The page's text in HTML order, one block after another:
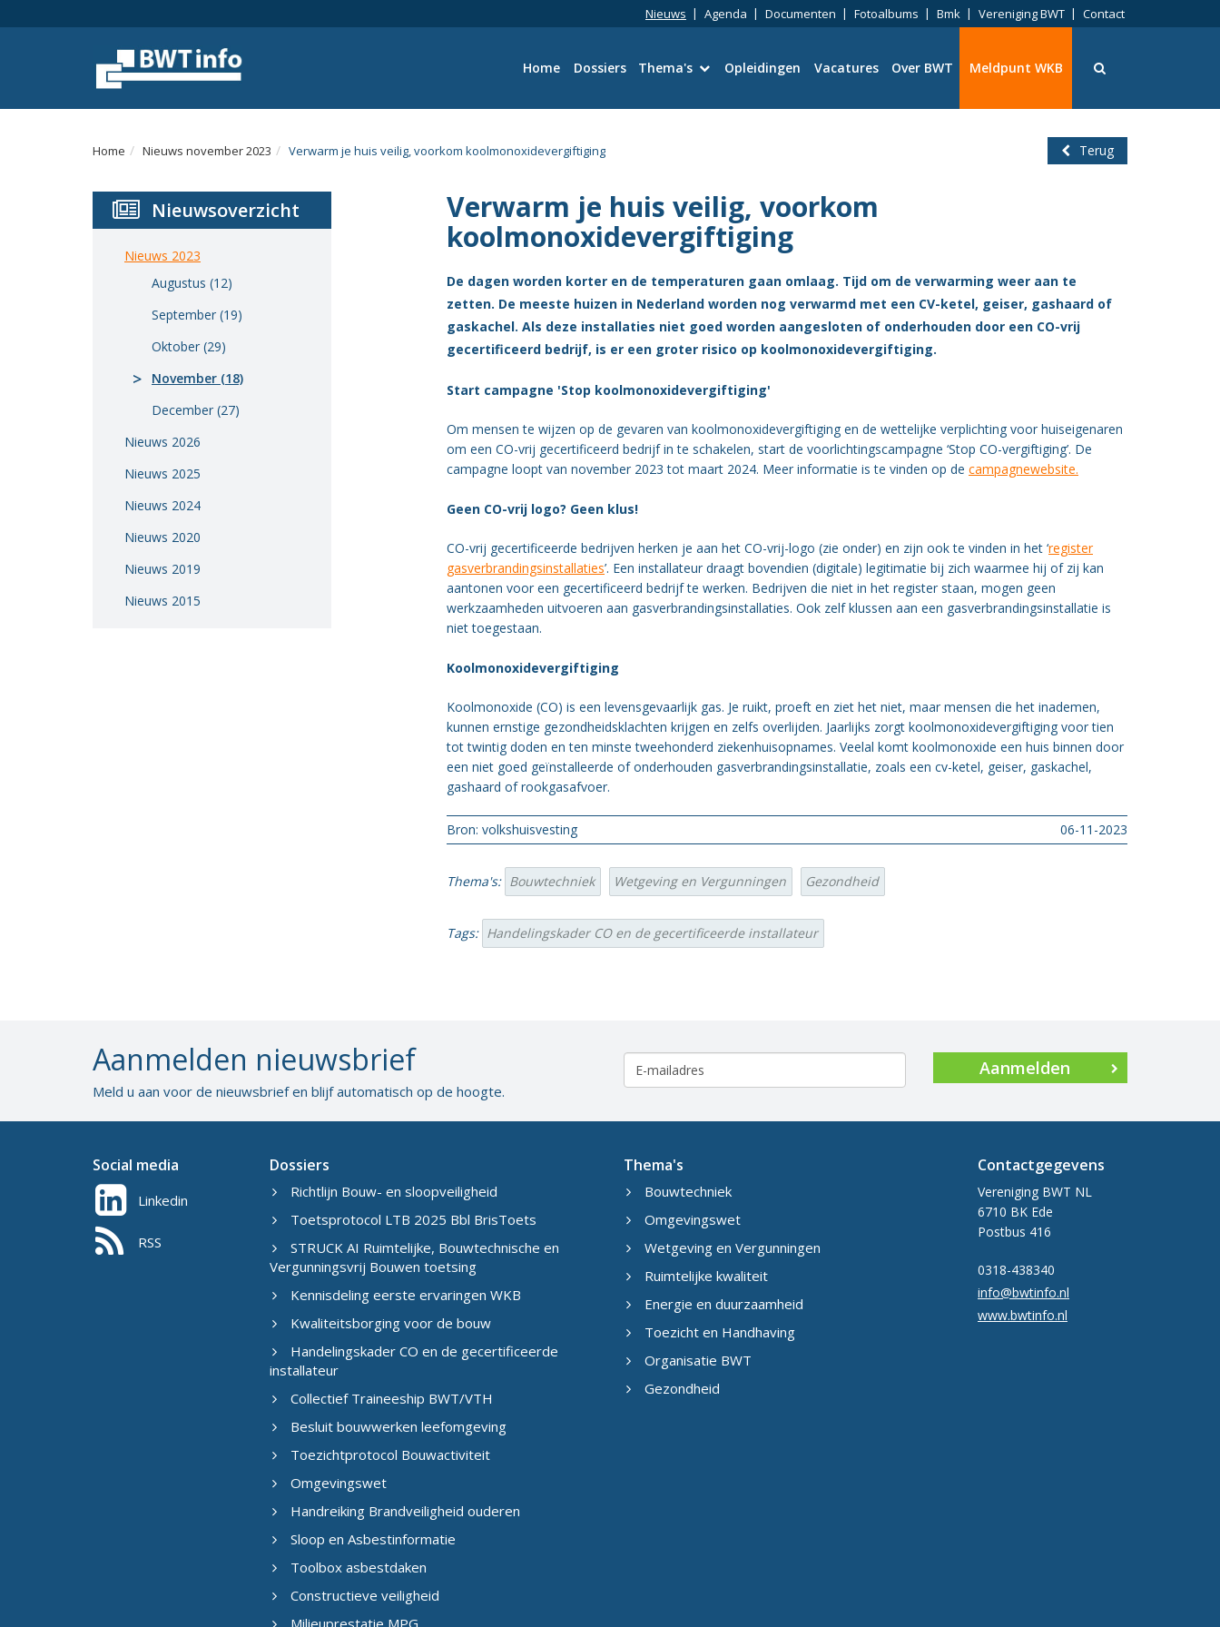
Nieuws Agenda Documenten Fotoalbums Bmk Vereniging BWT Contact
Home Dossiers Thema's
Wetgeving en Vergunningen
Energie en duurzaamheid
Gezondheid
Opleidingen Vacatures Over BWT Meldpunt WKB
Menu
Home Nieuws november 2023 Verwarm je huis veilig, voorkom koolmonoxidevergiftiging Terug
Nieuwsoverzicht
Nieuws 2023
Augustus (12)
September (19)
Oktober (29)
November (18)
December (27)
Nieuws 2026
Nieuws 2025
Nieuws 2024
Nieuws 2020
Nieuws 2019
Nieuws 2015
Verwarm je huis veilig, voorkom
koolmonoxidevergiftiging
De dagen worden korter en de temperaturen gaan omlaag. Tijd om de verwarming weer aan te
zetten. De meeste huizen in Nederland worden nog verwarmd met een CV-ketel, geiser, gashaard of
gaskachel. Als deze installaties niet goed worden aangesloten of onderhouden door een CO-vrij
gecertificeerd bedrijf, is er een groter risico op koolmonoxidevergiftiging.
Start campagne 'Stop koolmonoxidevergiftiging'
Om mensen te wijzen op de gevaren van koolmonoxidevergiftiging en de wettelijke verplichting voor huiseigenaren
om een CO-vrij gecertificeerd bedrijf in te schakelen, start de voorlichtingscampagne ‘Stop CO-vergiftiging’. De
campagne loopt van november 2023 tot maart 2024. Meer informatie is te vinden op de campagnewebsite.
Geen CO-vrij logo? Geen klus!
CO-vrij gecertificeerde bedrijven herken je aan het CO-vrij-logo (zie onder) en zijn ook te vinden in het ‘register
gasverbrandingsinstallaties’. Een installateur draagt bovendien (digitale) legitimatie bij zich waarmee hij of zij kan
aantonen voor een gecertificeerd bedrijf te werken. Bedrijven die niet in het register staan, mogen geen
werkzaamheden uitvoeren aan gasverbrandingsinstallaties. Ook zelf klussen aan een gasverbrandingsinstallatie is
niet toegestaan.
Koolmonoxidevergiftiging
Koolmonoxide (CO) is een levensgevaarlijk gas. Je ruikt, proeft en ziet het niet, maar mensen die het inademen,
kunnen ernstige gezondheidsklachten krijgen en zelfs overlijden. Jaarlijks zorgt koolmonoxidevergiftiging voor tien
tot twintig doden en ten minste tweehonderd ziekenhuisopnames. Veelal komt koolmonoxide een huis binnen door
een niet goed geïnstalleerde of onderhouden gasverbrandingsinstallatie, zoals een cv-ketel, geiser, gaskachel,
gashaard of rookgasafvoer.
Bron: volkshuisvesting 06-11-2023
Thema's: Bouwtechniek Wetgeving en Vergunningen Gezondheid
Tags: Handelingskader CO en de gecertificeerde installateur
Aanmelden nieuwsbrief
Meld u aan voor de nieuwsbrief en blijf automatisch op de hoogte.
Aanmelden
Social media
Linkedin
RSS
Dossiers
Richtlijn Bouw- en sloopveiligheid
Toetsprotocol LTB 2025 Bbl BrisToets
STRUCK AI Ruimtelijke, Bouwtechnische en
Vergunningsvrij Bouwen toetsing
Kennisdeling eerste ervaringen WKB
Kwaliteitsborging voor de bouw
Handelingskader CO en de gecertificeerde
installateur
Collectief Traineeship BWT/VTH
Besluit bouwwerken leefomgeving
Toezichtprotocol Bouwactiviteit
Omgevingswet
Handreiking Brandveiligheid ouderen
Sloop en Asbestinformatie
Toolbox asbestdaken
Constructieve veiligheid
Milieuprestatie MPG
Thema's
Bouwtechniek
Omgevingswet
Wetgeving en Vergunningen
Ruimtelijke kwaliteit
Energie en duurzaamheid
Toezicht en Handhaving
Organisatie BWT
Gezondheid
Contactgegevens
Vereniging BWT NL
6710 BK Ede
Postbus 416
0318-438340
info@bwtinfo.nl
www.bwtinfo.nl